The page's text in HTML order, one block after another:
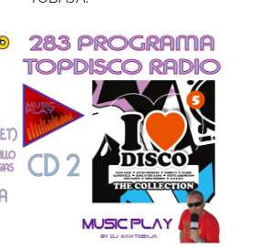
b
a
j
a